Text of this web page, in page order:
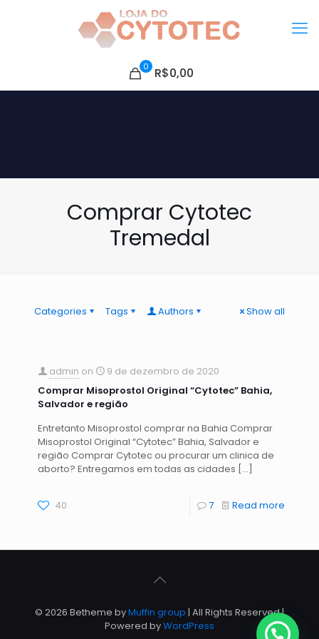
0 R$0,00
Comprar Cytotec
Tremedal
Categories Tags Authors Show all
admin on
9 de dezembro de 2020
Comprar Misoprostol Original “Cytotec” Bahia,
Salvador e região
Entretanto Misoprostol comprar na Bahia Comprar
Misoprostol Original “Cytotec” Bahia, Salvador e
região Comprar Cytotec ou procurar um clinica de
aborto? Entregamos em todas as cidades […]
40 7 Read more
© 2026 Betheme byMuffin group | All Rights Reserved |
Powered byWordPress